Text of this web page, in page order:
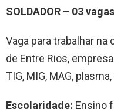
SOLDADOR – 03vagas
Vaga para trabalhar na
de Entre Rios,
TIG, MIG, MAG,
Escolaridade: Ensino